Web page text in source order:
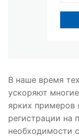
В наше время
ускоряют
ярких примеров
регистрации на
необходимости